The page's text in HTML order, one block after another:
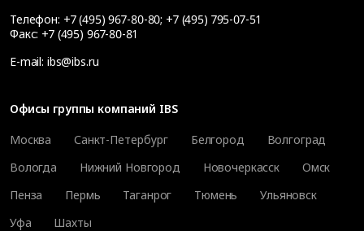
Телефон: +7 (495) 967-80-80; +7 (495) 795-07-51
Факс: +7 (495) 967-80-81
E-mail: ibs@ibs.ru
Офисы группы компаний IBS
Москва
Санкт-Петербург Белгород
Волгоград
Вологда
Нижний Новгород Новочеркасск
Омск
Пенза
Пермь Таганрог Тюмень
Ульяновск
Уфа
Шахты